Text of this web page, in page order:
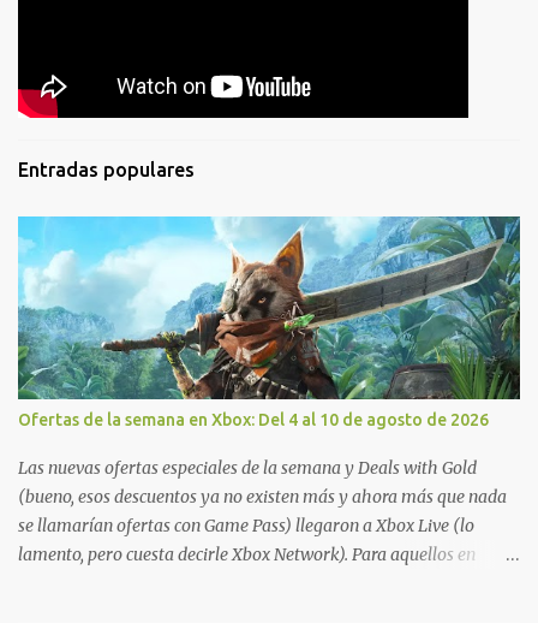
Entradas populares
Ofertas de la semana en Xbox: Del 4 al 10 de agosto de 2026
Las nuevas ofertas especiales de la semana y Deals with Gold
(bueno, esos descuentos ya no existen más y ahora más que nada
se llamarían ofertas con Game Pass) llegaron a Xbox Live (lo
lamento, pero cuesta decirle Xbox Network). Para aquellos en